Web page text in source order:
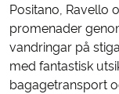
Positano, Ravello
promenader
vandringar på
med fantastisk
bagagetransport